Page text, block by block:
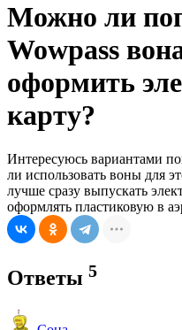
Можно ли
Wowpass
оформить
карту?
Интересуюсь вариантами
ли использовать воны для
лучше сразу выпускать
оформлять пластиковую в
Ответы 5